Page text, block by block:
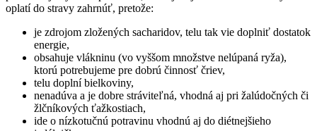
oplatí do stravy zahrnúť, pretože:
je zdrojom zložených sacharidov, telu tak vie doplniť dostatok
energie,
obsahuje vlákninu (vo vyššom množstve nelúpaná ryža),
ktorú potrebujeme pre dobrú činnosť čriev,
telu doplní bielkoviny,
nenadúva a je dobre stráviteľná, vhodná aj pri žalúdočných či
žlčníkových ťažkostiach,
ide o nízkotučnú potravinu vhodnú aj do diétnejšieho